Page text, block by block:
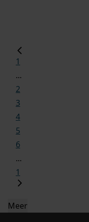
1
...
2
3
4
5
6
...
1
Meer